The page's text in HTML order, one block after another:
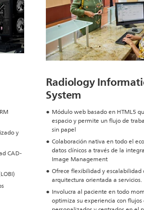
y
CAD-
Radiology
System
Módulo web basado en HTML5
espacio y permite un flujo de
sin papel
Colaboración nativa en todo el
datos clínicos a través de la
Image Management
Ofrece flexibilidad y escalabilidad
arquitectura orientada a servicios.
Involucra al paciente en todo
optimiza su experiencia con